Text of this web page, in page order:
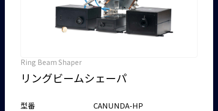
Ring Beam Shaper
リングビームシェーパ
型番 CANUNDA-HP